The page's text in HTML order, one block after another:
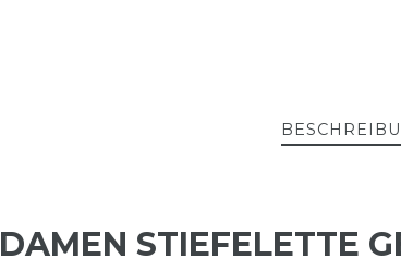
DAMEN STIEFELETTE